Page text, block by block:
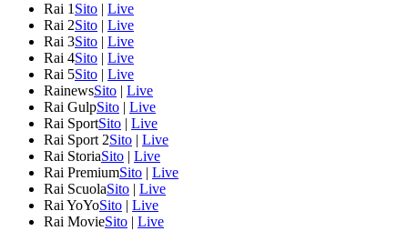
Rai 1 Sito | Live
Rai 2Sito | Live
Rai 3Sito | Live
Rai 4Sito | Live
Rai 5Sito | Live
RainewsSito | Live
Rai GulpSito | Live
Rai SportSito | Live
Rai Sport 2Sito | Live
Rai StoriaSito | Live
Rai PremiumSito | Live
Rai ScuolaSito | Live
Rai YoYoSito | Live
Rai MovieSito | Live